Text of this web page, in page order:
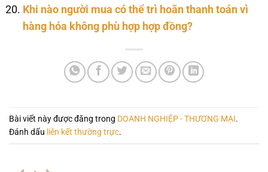
Khi nào người mua có thể trì hoãn thanh toán vì
hàng hóa không phù hợp hợp đồng?
Bài viết này được đăng trong DOANH NGHIỆP - THƯƠNG MẠI.
Đánh dấu liên kết thường trực.